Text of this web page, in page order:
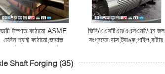
ভারী ইস্পাত কাঠামো ASME
মেরিন শ্যাফ্ট কাঠামো,জাহাজ
শ্যাফ্ট,ট্র্যাক শ্যাফ্ট,রুমার স্টক
জিবি/এএসটিএম/এএসএমই/এন জল
সংগ্রহের বাক্স,ট্যাঙ্ক,পাইপ,বাটার
Shaft Forging (35)